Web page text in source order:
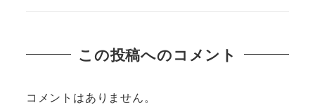
この投稿へのコメント
コメントはありません。